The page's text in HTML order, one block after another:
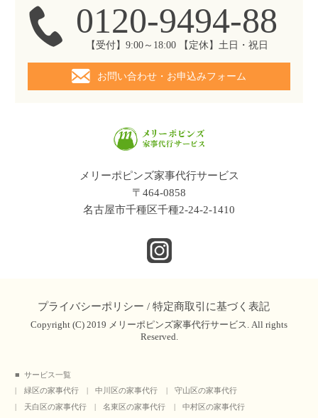
0120-9494-88
【受付】9:00～18:00 【定休】土日・祝日
お問い合わせ・お申込みフォーム
メリーポピンズ家事代行サービス
〒464-0858
名古屋市千種区千種2-24-2-1410
プライバシーポリシー / 特定商取引に基づく表記
Copyright (C) 2019 メリーポピンズ家事代行サービス. All rights
Reserved.
サービス一覧
緑区の家事代行
中川区の家事代行
守山区の家事代行
天白区の家事代行
名東区の家事代行
中村区の家事代行